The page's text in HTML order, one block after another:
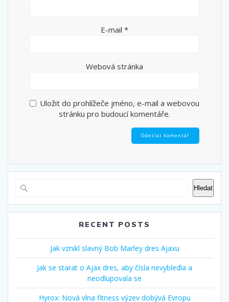
E-mail *
Webová stránka
Uložit do prohlížeče jméno, e-mail a webovou
stránku pro budoucí komentáře.
Hledat
RECENT POSTS
Jak vznikl slavný Bob Marley dres Ajaxu
Jak se starat o Ajax dres, aby čísla nevybledla a
neodlupovala se
Hyrox: Nová vlna fitness výzev dobývá Evropu